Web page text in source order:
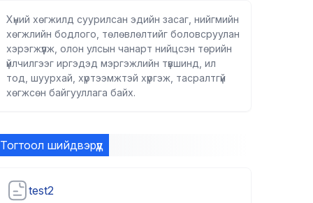
Хүний хөгжилд суурилсан эдийн засаг, нийгмийн
хөгжлийн бодлого, төлөвлөлтийг боловсруулан
хэрэгжүүлж, олон улсын чанарт нийцсэн төрийн
үйлчилгээг иргэдэд мэргэжлийн түвшинд, ил
тод, шуурхай, хүртээмжтэй хүргэж, тасралтгүй
хөгжсөн байгууллага байх.
Тогтоол шийдвэрүүд
test2